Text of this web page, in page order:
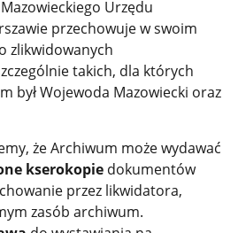
Urzędu
przechowuje w swoim
zlikwidowanych
takich, dla których
był Wojewoda Mazowiecki oraz
że Archiwum może wydawać
kserokopie dokumentów
przez likwidatora,
zasób archiwum.